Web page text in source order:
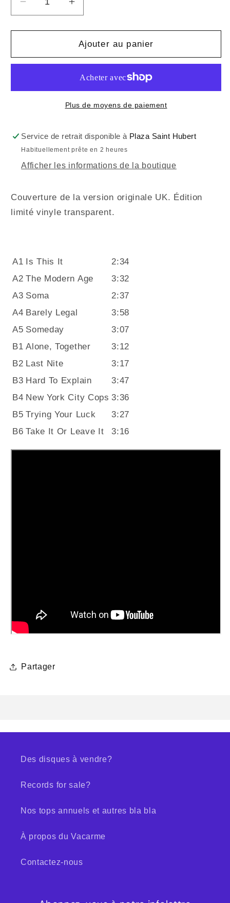
Réduire
la
quantité
THE
Is
Augmenter
la
quantité
de
THE
Is
This
Ajouter au panier
Plus de moyens de paiement
Service de retrait disponible à Plaza Saint Hubert
Habituellement prête en 2 heures
Afficher les informations de la boutique
Couverture de la version originale UK. Édition
limité vinyle transparent.
A1 Is This It
2:34
A2 The Modern Age
3:32
A3 Soma
2:37
A4 Barely Legal
3:58
A5 Someday
3:07
B1 Alone, Together
3:12
B2 Last Nite
3:17
B3 Hard To Explain
3:47
B4 New York City Cops 3:36
B5 Trying Your Luck
3:27
B6 Take It Or Leave It 3:16
Partager
Des disques à vendre?
Records for sale?
Nos tops annuels et autres bla bla
À propos du Vacarme
Contactez-nous